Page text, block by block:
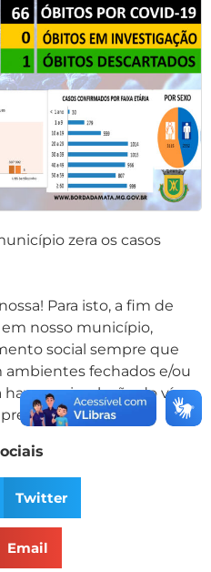
zera os casos
Para isto, a fim de
nosso município,
social sempre que
ambientes fechados e/ou
a circulação do vírus
higienizadas.
Twitter
Email